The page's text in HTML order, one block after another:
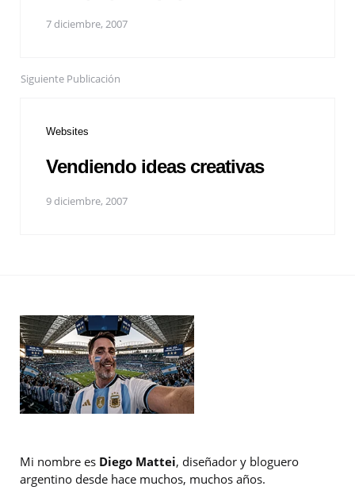
7 diciembre, 2007
Siguiente Publicación
Websites
Vendiendo ideas creativas
9 diciembre, 2007
Mi nombre es Diego Mattei, diseñador y bloguero
argentino desde hace muchos, muchos años.